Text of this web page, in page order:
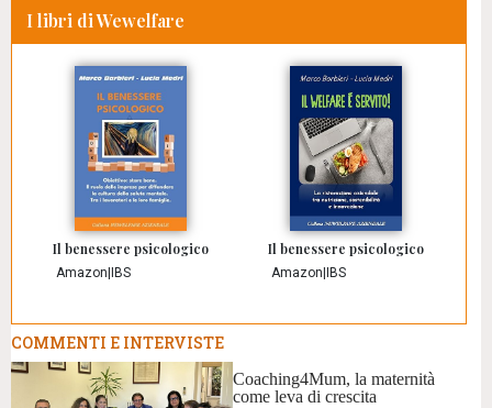
I libri di Wewelfare
Il benessere psicologico
Amazon IBS
Il benessere psicologico
Amazon IBS
COMMENTI E INTERVISTE
Coaching4Mum, la maternità
come leva di crescita